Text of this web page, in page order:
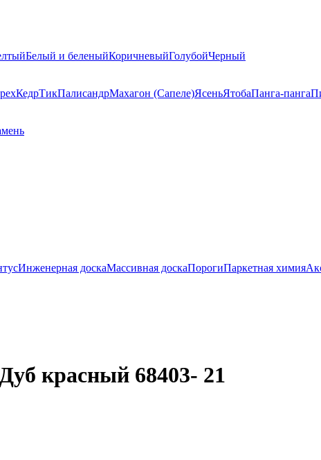
Белый и беленыйКоричневыйГолубойЧерный
КедрТикПалисандрМахагон (Сапеле)ЯсеньЯтобаПанга-панга
Инженерная доскаМассивная доскаПорогиПаркетная химия
красный 68403- 21